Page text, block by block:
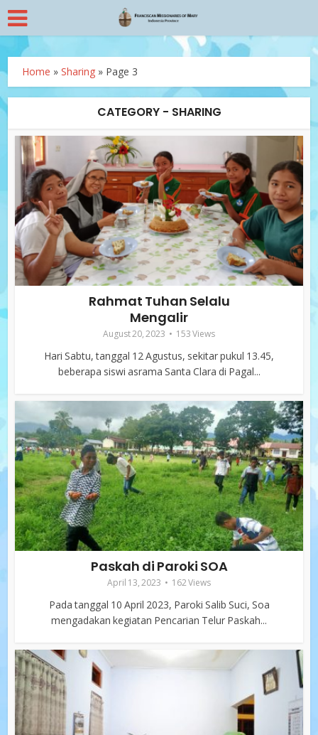
Home »Sharing » Page 3
CATEGORY - SHARING
Rahmat Tuhan Selalu
Mengalir
August 20, 2023 153 Views
Hari Sabtu, tanggal 12 Agustus, sekitar pukul 13.45,
beberapa siswi asrama Santa Clara di Pagal...
Paskah di Paroki SOA
April 13, 2023 162 Views
Pada tanggal 10 April 2023, Paroki Salib Suci, Soa
mengadakan kegiatan Pencarian Telur Paskah...